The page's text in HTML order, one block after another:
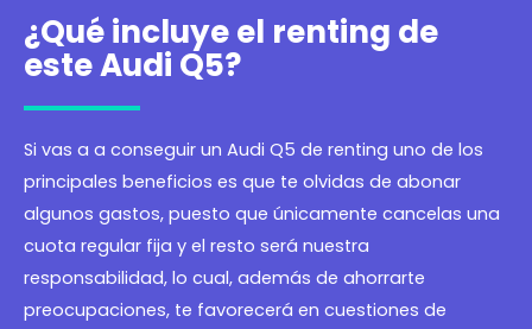
¿Qué incluye el renting de
este Audi Q5?
Si vas a a conseguir un Audi Q5 de renting uno de los
principales beneficios es que te olvidas de abonar
algunos gastos, puesto que únicamente cancelas una
cuota regular fija y el resto será nuestra
responsabilidad, lo cual, además de ahorrarte
preocupaciones, te favorecerá en cuestiones de